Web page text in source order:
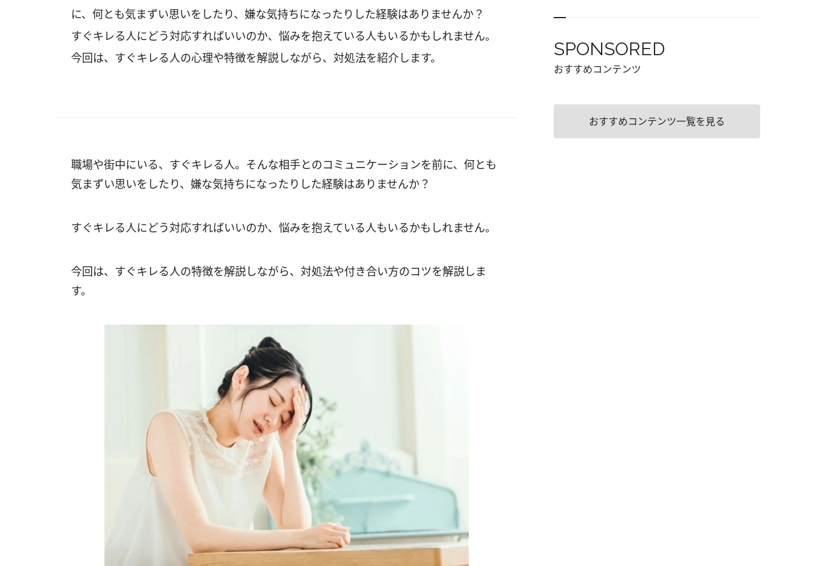
に、何とも気まずい思いをしたり、嫌な気持ちになったりした経験はありませんか？
すぐキレる人にどう対応すればいいのか、悩みを抱えている人もいるかもしれません。
今回は、すぐキレる人の心理や特徴を解説しながら、対処法を紹介します。
職場や街中にいる、すぐキレる人。そんな相手とのコミュニケーションを前に、何とも
気まずい思いをしたり、嫌な気持ちになったりした経験はありませんか？
すぐキレる人にどう対応すればいいのか、悩みを抱えている人もいるかもしれません。
今回は、すぐキレる人の特徴を解説しながら、対処法や付き合い方のコツを解説しま
す。
SPONSORED
おすすめコンテンツ
おすすめコンテンツ一覧を見る